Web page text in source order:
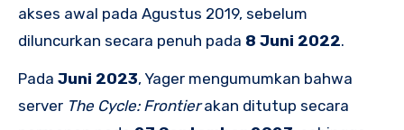
akses awal pada Agustus 2019, sebelum
diluncurkan secara penuh pada 8 Juni 2022.
Pada Juni 2023, Yager mengumumkan bahwa
server The Cycle: Frontierakan ditutup secara